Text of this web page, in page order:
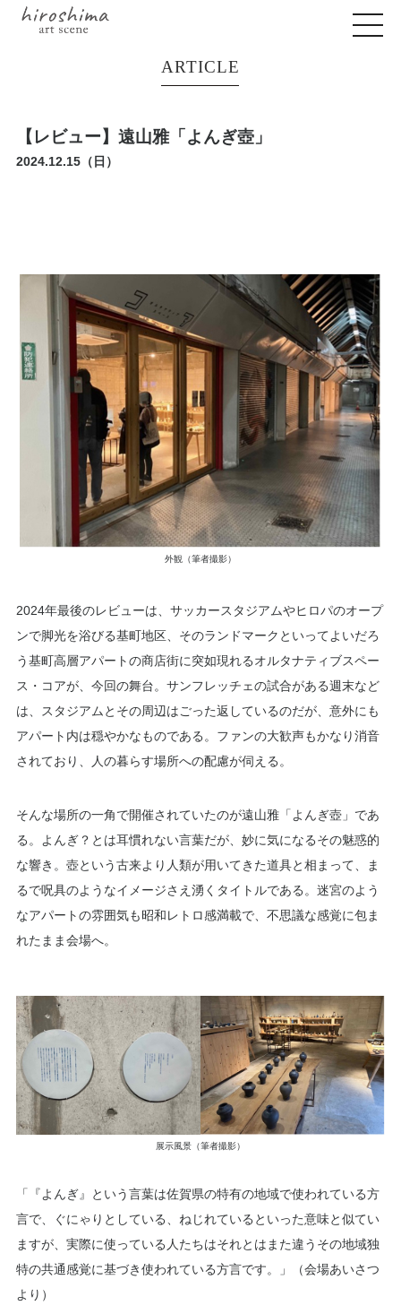
ARTICLE
【レビュー】遠山雅「よんぎ壺」
2024.12.15（日）
外観（筆者撮影）
2024年最後のレビューは、サッカースタジアムやヒロパのオープ
ンで脚光を浴びる基町地区、そのランドマークといってよいだろ
う基町高層アパートの商店街に突如現れるオルタナティブスペー
ス・コアが、今回の舞台。サンフレッチェの試合がある週末など
は、スタジアムとその周辺はごった返しているのだが、意外にも
アパート内は穏やかなものである。ファンの大歓声もかなり消音
されており、人の暮らす場所への配慮が伺える。
そんな場所の一角で開催されていたのが遠山雅「よんぎ壺」であ
る。よんぎ？とは耳慣れない言葉だが、妙に気になるその魅惑的
な響き。壺という古来より人類が用いてきた道具と相まって、ま
るで呪具のようなイメージさえ湧くタイトルである。迷宮のよう
なアパートの雰囲気も昭和レトロ感満載で、不思議な感覚に包ま
れたまま会場へ。
展示風景（筆者撮影）
「『よんぎ』という言葉は佐賀県の特有の地域で使われている方
言で、ぐにゃりとしている、ねじれているといった意味と似てい
ますが、実際に使っている人たちはそれとはまた違うその地域独
特の共通感覚に基づき使われている方言です。」（会場あいさつ
より）